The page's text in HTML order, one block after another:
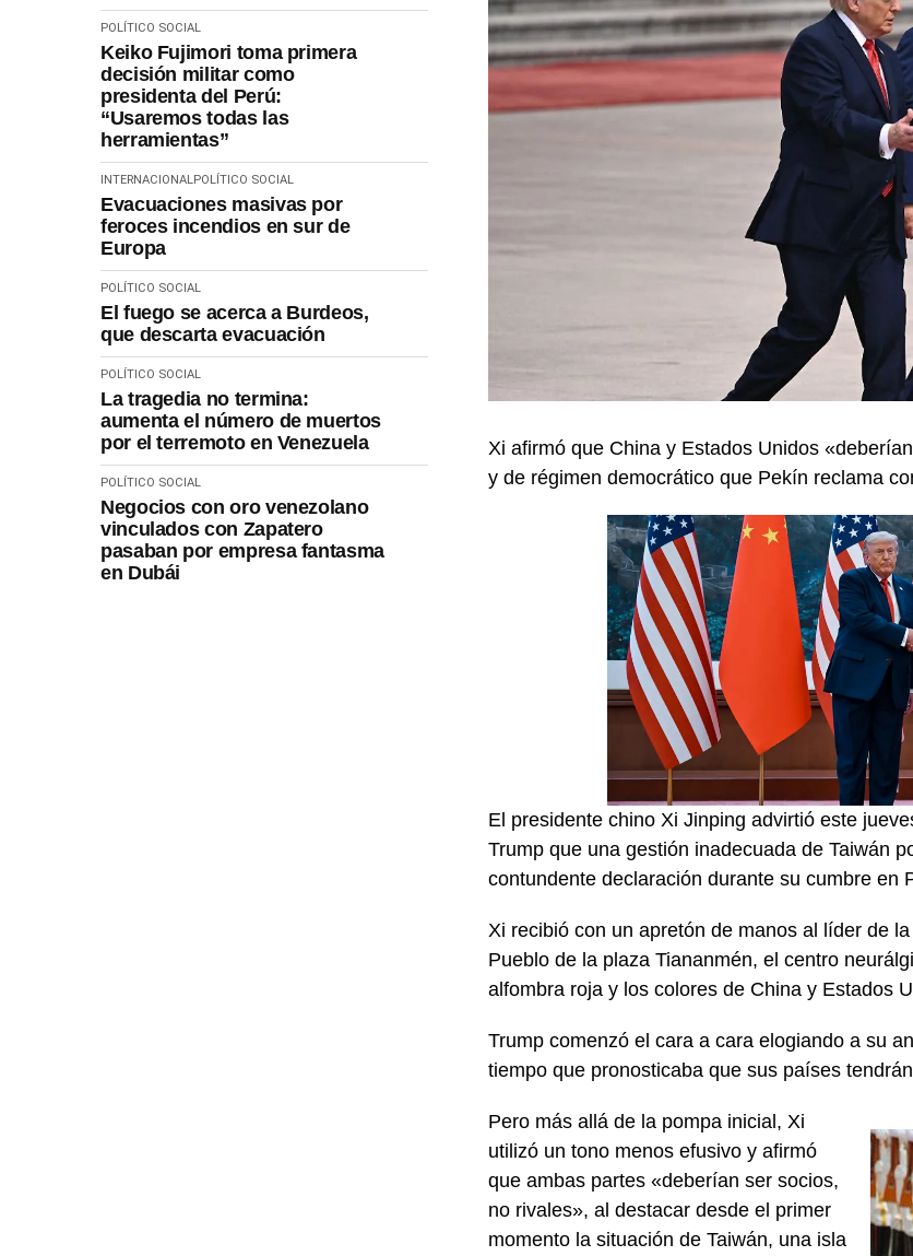
POLÍTICO SOCIAL
Keiko Fujimori toma primera
decisión militar como
presidenta del Perú:
“Usaremos todas las
herramientas”
INTERNACIONALPOLÍTICO SOCIAL
Evacuaciones masivas por
feroces incendios en sur de
Europa
POLÍTICO SOCIAL
El fuego se acerca a Burdeos,
que descarta evacuación
POLÍTICO SOCIAL
La tragedia no termina:
aumenta el número de muertos
por el terremoto en Venezuela
POLÍTICO SOCIAL
Negocios con oro venezolano
vinculados con Zapatero
pasaban por empresa fantasma
en Dubái
Xi afirmó que China y Estados Unidos
y de régimen democrático que Pekín reclama
El presidente chino Xi Jinping advirtió este
Trump que una gestión inadecuada de Taiwán
contundente declaración durante su cumbre en
Xi recibió con un apretón de manos al líder de
Pueblo de la plaza Tiananmén, el centro
alfombra roja y los colores de China y Estados
Trump comenzó el cara a cara elogiando a su
tiempo que pronosticaba que sus países
Pero más allá de la pompa inicial, Xi
utilizó un tono menos efusivo y afirmó
que ambas partes «deberían ser socios,
no rivales», al destacar desde el primer
momento la situación de Taiwán, una isla